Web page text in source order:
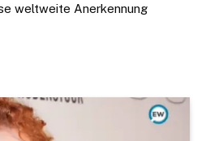
weltweite Anerkennung